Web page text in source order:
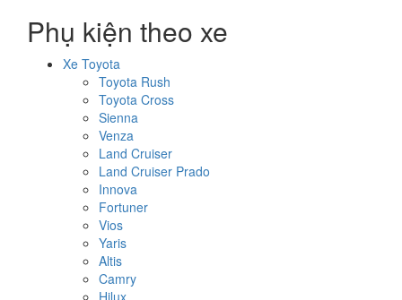
Phụ kiện theo xe
Xe Toyota
Toyota Rush
Toyota Cross
Sienna
Venza
Land Cruiser
Land Cruiser Prado
Innova
Fortuner
Vios
Yaris
Altis
Camry